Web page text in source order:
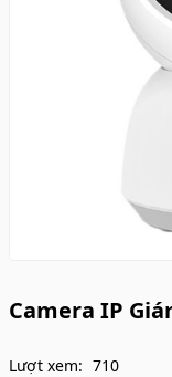
Camera IP
Lượt xem: 710